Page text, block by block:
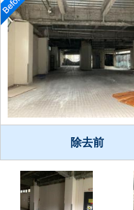
除去前